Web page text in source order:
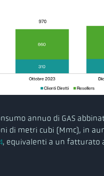
annuo di GAS
di metri cubi (Mmc), in
, equivalenti a un fatturato